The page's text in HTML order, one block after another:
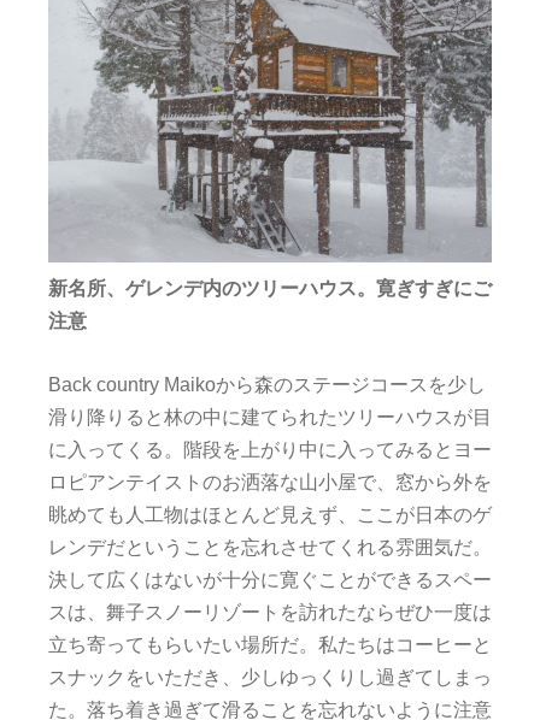
新名所、ゲレンデ内のツリーハウス。寛ぎすぎにご
注意
Back country Maikoから森のステージコースを少し
滑り降りると林の中に建てられたツリーハウスが目
に入ってくる。階段を上がり中に入ってみるとヨー
ロピアンテイストのお洒落な山小屋で、窓から外を
眺めても人工物はほとんど見えず、ここが日本のゲ
レンデだということを忘れさせてくれる雰囲気だ。
決して広くはないが十分に寛ぐことができるスペー
スは、舞子スノーリゾートを訪れたならぜひ一度は
立ち寄ってもらいたい場所だ。私たちはコーヒーと
スナックをいただき、少しゆっくりし過ぎてしまっ
た。落ち着き過ぎて滑ることを忘れないように注意